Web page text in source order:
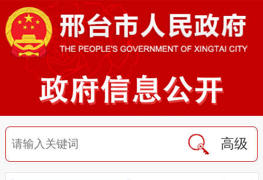
高级